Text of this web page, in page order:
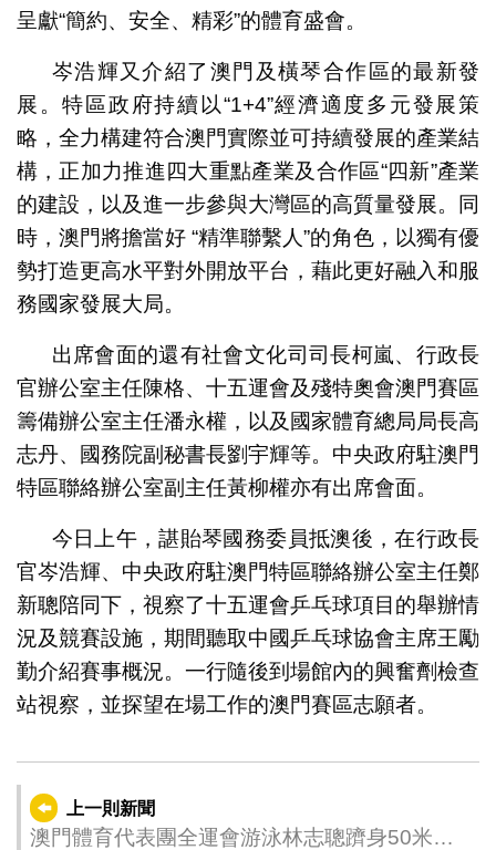
呈獻“簡約、安全、精彩”的體育盛會。
岑浩輝又介紹了澳門及橫琴合作區的最新發
展。特區政府持續以“1+4”經濟適度多元發展策
略，全力構建符合澳門實際並可持續發展的產業結
構，正加力推進四大重點產業及合作區“四新”產業
的建設，以及進一步參與大灣區的高質量發展。同
時，澳門將擔當好 “精準聯繫人”的角色，以獨有優
勢打造更高水平對外開放平台，藉此更好融入和服
務國家發展大局。
出席會面的還有社會文化司司長柯嵐、行政長
官辦公室主任陳格、十五運會及殘特奧會澳門賽區
籌備辦公室主任潘永權，以及國家體育總局局長高
志丹、國務院副秘書長劉宇輝等。中央政府駐澳門
特區聯絡辦公室副主任黃柳權亦有出席會面。
今日上午，諶貽琴國務委員抵澳後，在行政長
官岑浩輝、中央政府駐澳門特區聯絡辦公室主任鄭
新聰陪同下，視察了十五運會乒乓球項目的舉辦情
況及競賽設施，期間聽取中國乒乓球協會主席王勵
勤介紹賽事概況。一行隨後到場館內的興奮劑檢查
站視察，並探望在場工作的澳門賽區志願者。
上一則新聞
澳門體育代表團全運會游泳林志聰躋身50米蛙